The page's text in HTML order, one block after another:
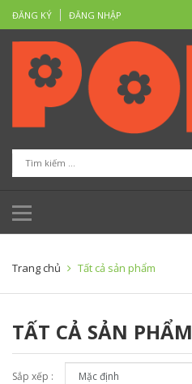
ĐĂNG KÝ ĐĂNG NHẬP
Trang chủ Tất cả sản phẩm
TẤT CẢ SẢN PHẨM
Sắp xếp :